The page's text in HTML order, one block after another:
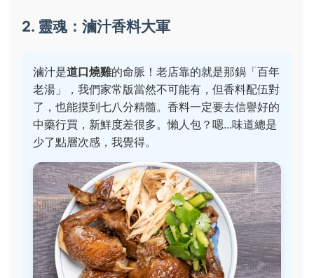
2. 靈魂：滷汁香料大軍
滷汁是道口燒雞的命脈！老店靠的就是那鍋「百年
老湯」，我們家常版當然不可能有，但香料配伍對
了，也能摸到七八分精髓。香料一定要去信譽好的
中藥行買，新鮮度差很多。懶人包？嗯...味道總是
少了點層次感，我覺得。